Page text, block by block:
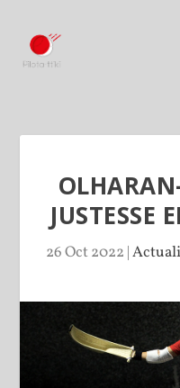
JUSTESSE
26 Oct 2022 |